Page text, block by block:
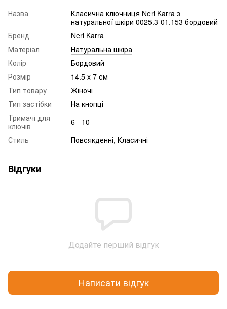
Назва
Класична ключниця Neri Karra з
натуральної шкіри 0025.3-01.153 бордовий
Бренд
Neri Karra
Матеріал
Натуральна шкіра
Колір
Бордовий
Розмір
14.5 x 7 см
Тип товару
Жіночі
Тип застібки
На кнопці
Тримачі для
ключів
6 - 10
Стиль
Повсякденні, Класичні
Відгуки
Додайте перший відгук
Написати відгук